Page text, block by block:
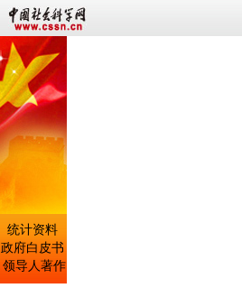
统计资料
政府白皮书
领导人著作